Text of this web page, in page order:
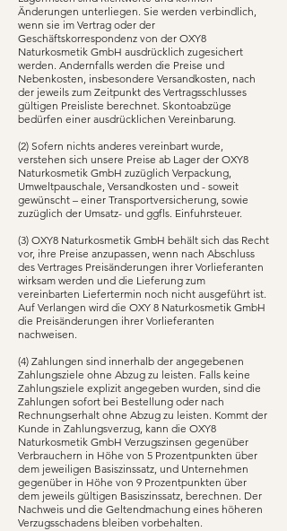
Änderungen unterliegen. Sie werden verbindlich,
wenn sie im Vertrag oder der
Geschäftskorrespondenz von der OXY8
Naturkosmetik GmbH ausdrücklich zugesichert
werden. Andernfalls werden die Preise und
Nebenkosten, insbesondere Versandkosten, nach
der jeweils zum Zeitpunkt des Vertragsschlusses
gültigen Preisliste berechnet. Skontoabzüge
bedürfen einer ausdrücklichen Vereinbarung.
(2) Sofern nichts anderes vereinbart wurde,
verstehen sich unsere Preise ab Lager der OXY8
Naturkosmetik GmbH zuzüglich Verpackung,
Umweltpauschale, Versandkosten und - soweit
gewünscht – einer Transportversicherung, sowie
zuzüglich der Umsatz- und ggfls. Einfuhrsteuer.
(3) OXY8 Naturkosmetik GmbH behält sich das Recht
vor, ihre Preise anzupassen, wenn nach Abschluss
des Vertrages Preisänderungen ihrer Vorlieferanten
wirksam werden und die Lieferung zum
vereinbarten Liefertermin noch nicht ausgeführt ist.
Auf Verlangen wird die OXY 8 Naturkosmetik GmbH
die Preisänderungen ihrer Vorlieferanten
nachweisen.
(4) Zahlungen sind innerhalb der angegebenen
Zahlungsziele ohne Abzug zu leisten. Falls keine
Zahlungsziele explizit angegeben wurden, sind die
Zahlungen sofort bei Bestellung oder nach
Rechnungserhalt ohne Abzug zu leisten. Kommt der
Kunde in Zahlungsverzug, kann die OXY8
Naturkosmetik GmbH Verzugszinsen gegenüber
Verbrauchern in Höhe von 5 Prozentpunkten über
dem jeweiligen Basiszinssatz, und Unternehmen
gegenüber in Höhe von 9 Prozentpunkten über
dem jeweils gültigen Basiszinssatz, berechnen. Der
Nachweis und die Geltendmachung eines höheren
Verzugsschadens bleiben vorbehalten.